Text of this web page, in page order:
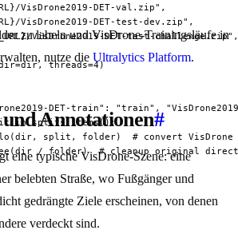
VisDrone2019-DET-val.zip",
VisDrone2019-DET-test-dev.zip",
VisDrone2019-DET-test-challenge.zip",
threads=4)
DET-train": "train",
in splits.items():
split, folder)  # convert
/ folder)  # cleanup original
zu labeln und VisDrone-Trainingsläufe in
nutze die Ultralytics Platform.
Annotationen#
eine typische VisDrone-Szene: eine
belebten Straße, wo Fußgänger und
gedrängte Ziele erscheinen, von denen
verdeckt sind.